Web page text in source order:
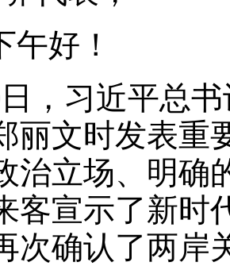
午好！
，习近平总
丽文时发表重
治立场、明确
客宣示了新时
次确认了两岸